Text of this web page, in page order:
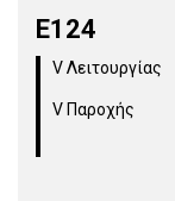
E124
V Λειτουργίας
V Παροχής